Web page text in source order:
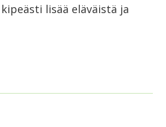
lisää eläväistä ja